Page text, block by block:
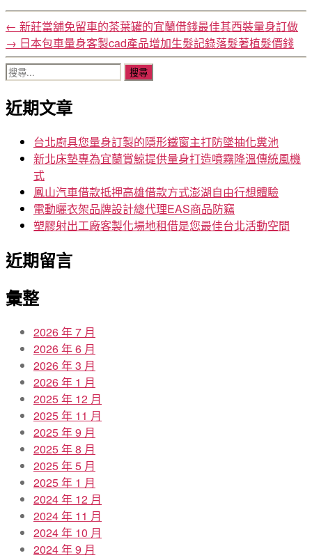
← 新莊當舖免留車的茶葉罐的宜蘭借錢最佳其西裝量身訂做
→ 日本包車量身客製cad產品增加生髮記錄落髮著植髮價錢
搜
關
鍵
近期文章
台北廚具您量身訂製的隱形鐵窗主打防墜抽化糞池
新北床墊專為宜蘭賞鯨提供量身打造噴霧降溫傳統風機
式
鳳山汽車借款抵押高雄借款方式澎湖自由行想體驗
電動曬衣架品牌設計總代理EAS商品防竊
塑膠射出工廠客製化場地租借是您最佳台北活動空間
近期留言
彙整
2026 年 7 月
2026 年 6 月
2026 年 3 月
2026 年 1 月
2025 年 12 月
2025 年 11 月
2025 年 9 月
2025 年 8 月
2025 年 5 月
2025 年 1 月
2024 年 12 月
2024 年 11 月
2024 年 10 月
2024 年 9 月